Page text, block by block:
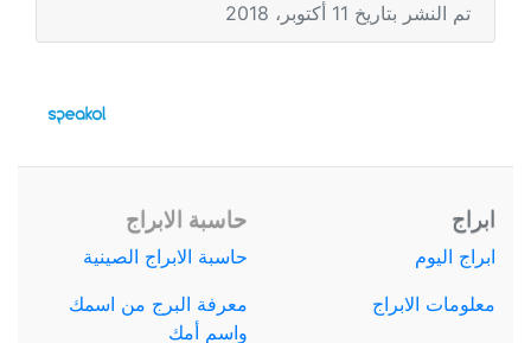
تم النشر بتاريخ 11 أكتوبر، 2018
ابراج
ابراج اليوم
معلومات الابراج
حاسبة الابراج
حاسبة الابراج الصينية
معرفة البرج من اسمك
واسم أمك